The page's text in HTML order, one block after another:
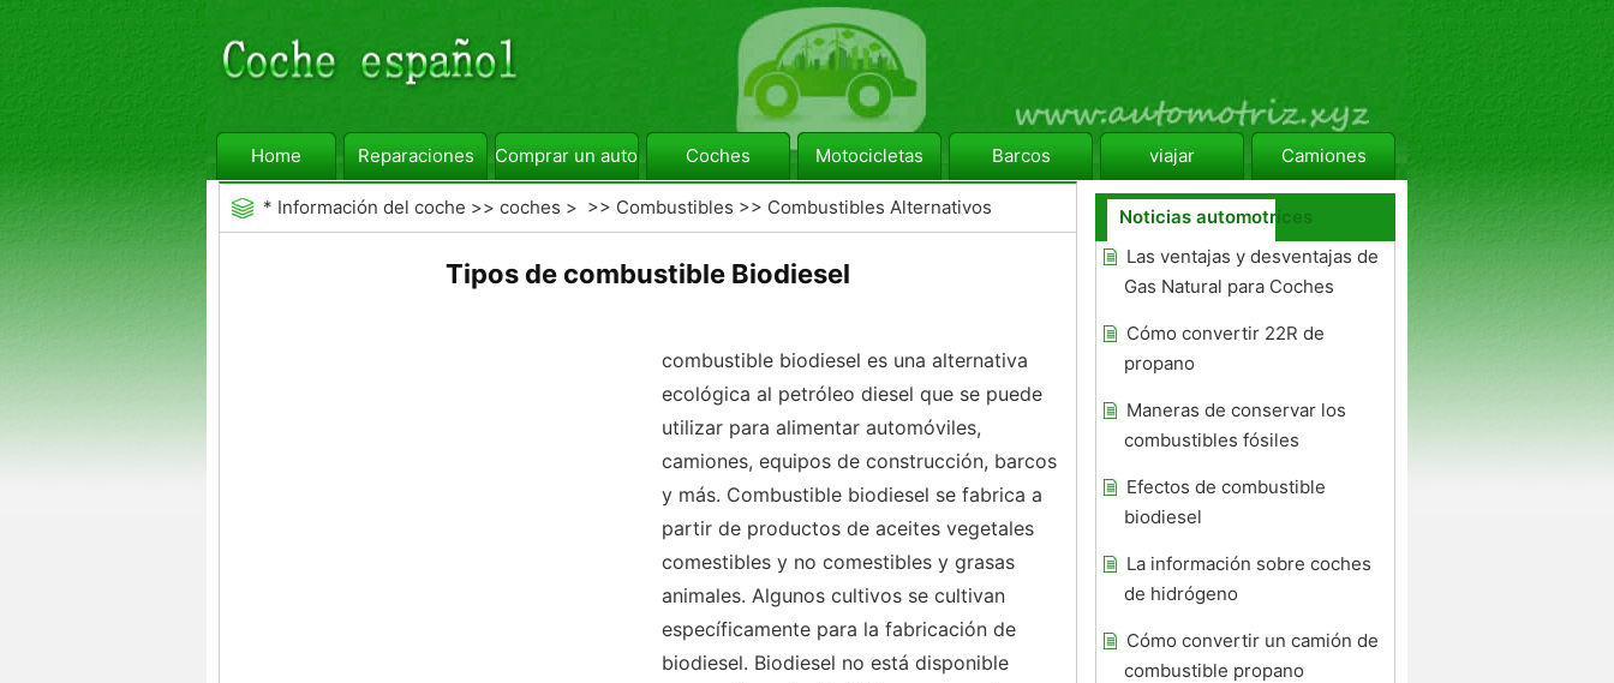
Home Reparaciones Comprar un automóvil Coches Motocicletas Barcos viajar Camiones
* Información del coche >> coches > >> Combustibles >> Combustibles Alternativos
Tipos de combustible Biodiesel
combustible biodiesel es una alternativa
ecológica al petróleo diesel que se puede
utilizar para alimentar automóviles,
camiones, equipos de construcción, barcos
y más. Combustible biodiesel se fabrica a
partir de productos de aceites vegetales
comestibles y no comestibles y grasas
animales. Algunos cultivos se cultivan
específicamente para la fabricación de
biodiesel. Biodiesel no está disponible
Noticias automotrices
Las ventajas y desventajas de
Gas Natural para Coches
Cómo convertir 22R de
propano
Maneras de conservar los
combustibles fósiles
Efectos de combustible
biodiesel
La información sobre coches
de hidrógeno
Cómo convertir un camión de
combustible propano